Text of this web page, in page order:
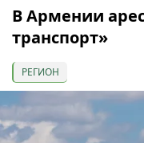
В Армении
транспорт»
РЕГИОН